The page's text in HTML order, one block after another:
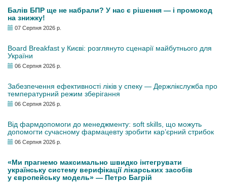
Балів БПР ще не набрали? У нас є рішення — і промокод
на знижку!
07 Серпня 2026 р.
Board Breakfast у Києві: розглянуто сценарії майбутнього для
України
06 Серпня 2026 р.
Забезпечення ефективності ліків у спеку — Держлікслужба про
температурний режим зберігання
06 Серпня 2026 р.
Від фармдопомоги до менеджменту: soft skills, що можуть
допомогти сучасному фармацевту зробити кар’єрний стрибок
06 Серпня 2026 р.
«Ми прагнемо максимально швидко інтегрувати
українську систему верифікації лікарських засобів
у європейську модель» — Петро Багрій